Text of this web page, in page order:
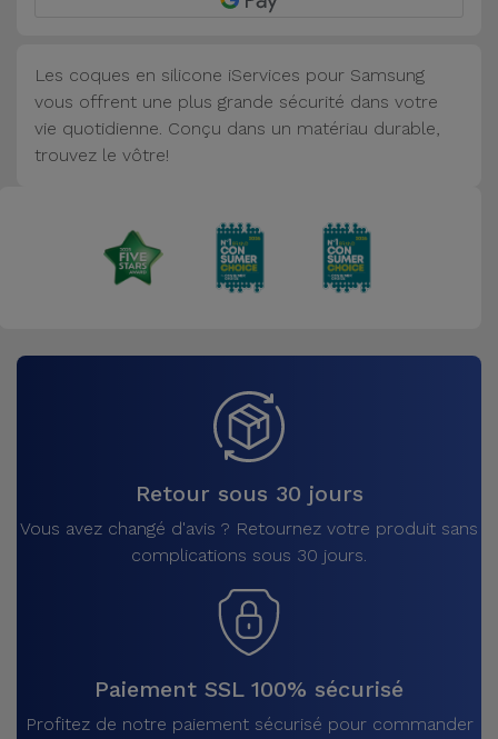
Mobilité,
Auto et
Vélo
Accessoires
Les coques en silicone iServices pour Samsung
vous offrent une plus grande sécurité dans votre
vie quotidienne. Conçu dans un matériau durable,
trouvez le vôtre!
Retour sous 30 jours
Vous avez changé d'avis ? Retournez votre produit sans
complications sous 30 jours.
Paiement SSL 100% sécurisé
Profitez de notre paiement sécurisé pour commander